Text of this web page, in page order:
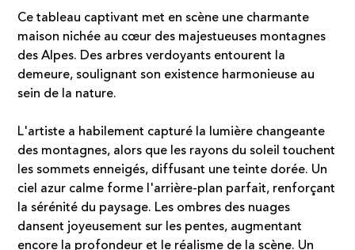
Ce tableau captivant met en scène une charmante
maison nichée au cœur des majestueuses montagnes
des Alpes. Des arbres verdoyants entourent la
demeure, soulignant son existence harmonieuse au
sein de la nature.
L'artiste a habilement capturé la lumière changeante
des montagnes, alors que les rayons du soleil touchent
les sommets enneigés, diffusant une teinte dorée. Un
ciel azur calme forme l'arrière-plan parfait, renforçant
la sérénité du paysage. Les ombres des nuages
dansent joyeusement sur les pentes, augmentant
encore la profondeur et le réalisme de la scène. Un